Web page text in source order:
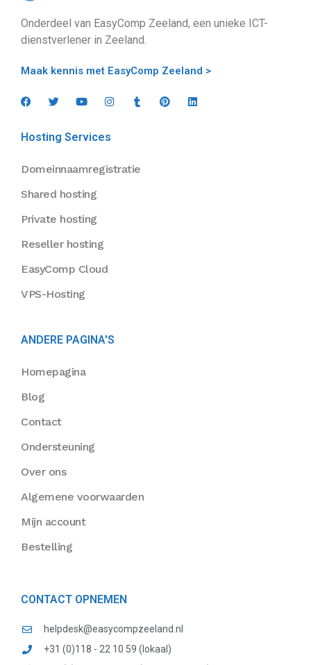
Onderdeel van EasyComp Zeeland, een unieke ICT-
dienstverlener in Zeeland.
Maak kennis met EasyComp Zeeland >
Hosting Services
Domeinnaamregistratie
Shared hosting
Private hosting
Reseller hosting
EasyComp Cloud
VPS-Hosting
ANDERE PAGINA'S
Homepagina
Blog
Contact
Ondersteuning
Over ons
Algemene voorwaarden
Mijn account
Bestelling
CONTACT OPNEMEN
helpdesk@easycompzeeland.nl
+31 (0)118 - 22 10 59 (lokaal)